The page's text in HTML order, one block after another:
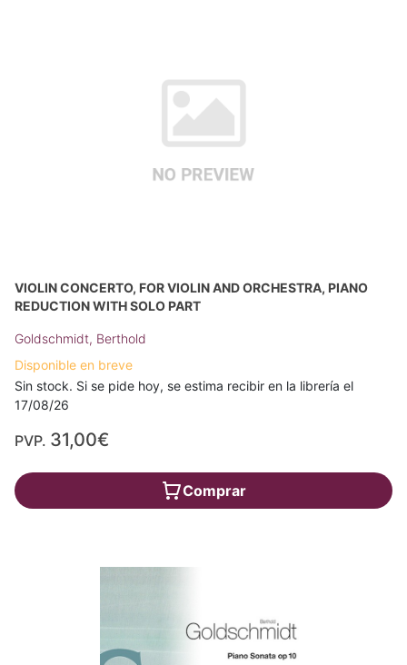
VIOLIN CONCERTO, FOR VIOLIN AND ORCHESTRA, PIANO
REDUCTION WITH SOLO PART
Goldschmidt, Berthold
Disponible en breve
Sin stock. Si se pide hoy, se estima recibir en la librería el
17/08/26
PVP. 31,00€
Comprar